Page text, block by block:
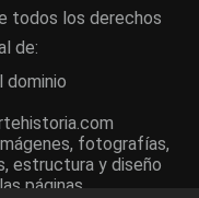
todos los derechos
de:
dominio
fotografías,
estructura y diseño
páginas